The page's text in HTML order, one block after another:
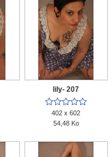
lily- 207

402 x 602
54,48 Ko